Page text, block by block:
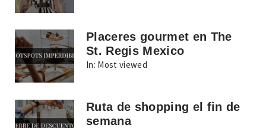
Placeres gourmet en The
St. Regis Mexico
In: Most viewed
Ruta de shopping el fin de
semana